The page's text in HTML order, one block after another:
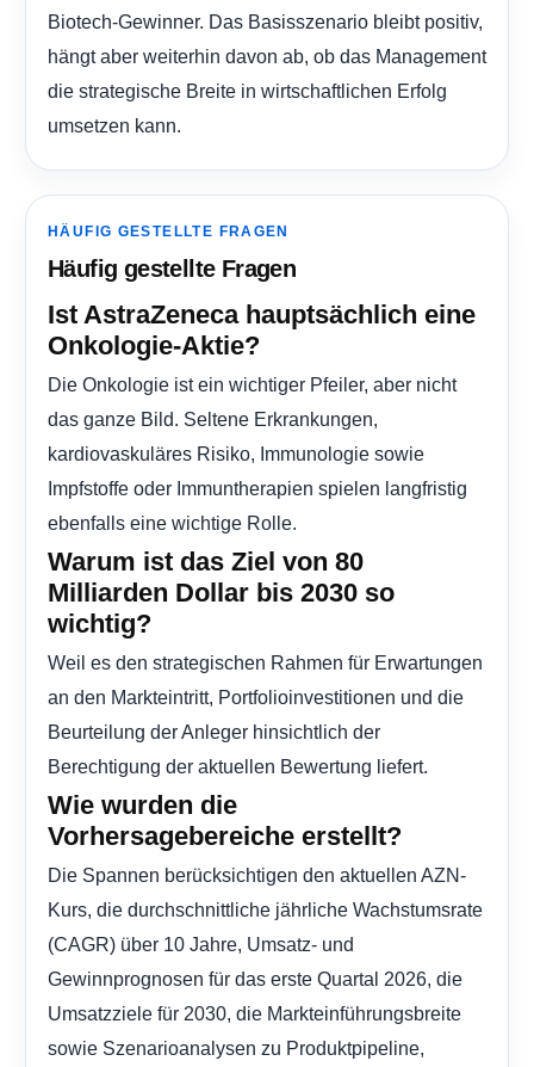
Biotech-Gewinner. Das Basisszenario bleibt positiv,
hängt aber weiterhin davon ab, ob das Management
die strategische Breite in wirtschaftlichen Erfolg
umsetzen kann.
HÄUFIG GESTELLTE FRAGEN
Häufig gestellte Fragen
Ist AstraZeneca hauptsächlich eine
Onkologie-Aktie?
Die Onkologie ist ein wichtiger Pfeiler, aber nicht
das ganze Bild. Seltene Erkrankungen,
kardiovaskuläres Risiko, Immunologie sowie
Impfstoffe oder Immuntherapien spielen langfristig
ebenfalls eine wichtige Rolle.
Warum ist das Ziel von 80
Milliarden Dollar bis 2030 so
wichtig?
Weil es den strategischen Rahmen für Erwartungen
an den Markteintritt, Portfolioinvestitionen und die
Beurteilung der Anleger hinsichtlich der
Berechtigung der aktuellen Bewertung liefert.
Wie wurden die
Vorhersagebereiche erstellt?
Die Spannen berücksichtigen den aktuellen AZN-
Kurs, die durchschnittliche jährliche Wachstumsrate
(CAGR) über 10 Jahre, Umsatz- und
Gewinnprognosen für das erste Quartal 2026, die
Umsatzziele für 2030, die Markteinführungsbreite
sowie Szenarioanalysen zu Produktpipeline,